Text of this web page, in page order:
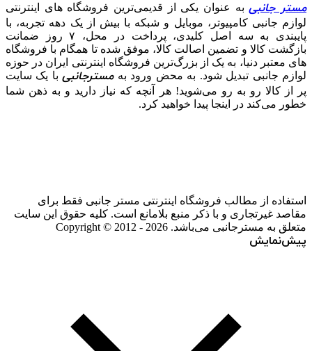
مستر جانبی به عنوان یکی از قدیمی‌ترین فروشگاه های اینترنتی
لوازم جانبی کامپیوتر، موبایل و شبکه با بیش از یک دهه تجربه، با
پایبندی به سه اصل کلیدی، پرداخت در محل، ۷ روز ضمانت
بازگشت کالا و تضمین اصالت کالا، موفق شده تا همگام با فروشگاه‌
های معتبر دنیا، به یک از بزرگ‌ترین فروشگاه اینترنتی ایران در حوزه
لوازم جانبی تبدیل شود. به محض ورود بهمسترجانبی با یک سایت
پر از کالا رو به رو می‌شوید! هر آنچه که نیاز دارید و به ذهن شما
خطور می‌کند در اینجا پیدا خواهید کرد.
استفاده از مطالب فروشگاه اینترنتی مستر جانبی فقط برای
مقاصد غیرتجاری و با ذکر منبع بلامانع است. کلیه حقوق این سایت
متعلق به مسترجانبی می‌باشد. Copyright © 2012 - 2026
پیش‌نمایش